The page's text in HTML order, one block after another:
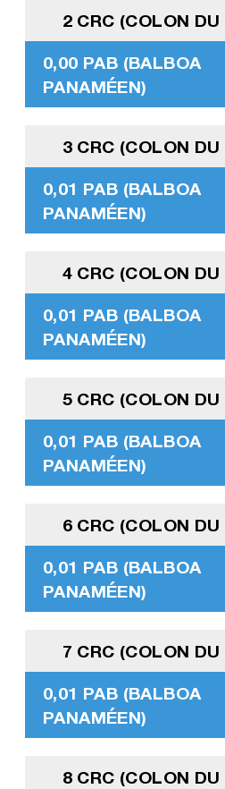
2 CRC (COLON
0,00 PAB (BALBOA
PANAMÉEN)
3 CRC (COLON
0,01 PAB (BALBOA
PANAMÉEN)
4 CRC (COLON DU
0,01 PAB (BALBOA
PANAMÉEN)
5 CRC (COLON DU
0,01 PAB (BALBOA
PANAMÉEN)
6 CRC (COLON
0,01 PAB (BALBOA
PANAMÉEN)
7 CRC (COLON
0,01 PAB (BALBOA
PANAMÉEN)
8 CRC (COLON